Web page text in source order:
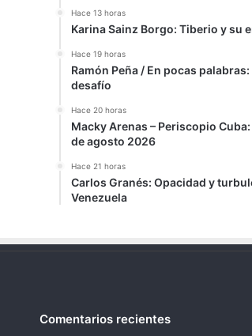
Hace 13 horas
Karina Sainz Borgo: Tiberio y su
Hace 19 horas
Ramón Peña / En pocas palabras:
desafío
Hace 20 horas
Macky Arenas – Periscopio
de agosto 2026
Hace 21 horas
Carlos Granés: Opacidad y
Venezuela
Comentarios recientes